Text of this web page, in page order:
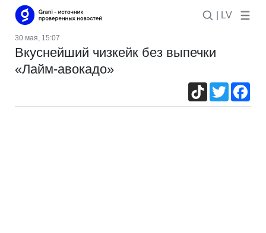
| LV
30 мая, 15:07
Вкуснейший чизкейк без выпечки
«Лайм-авокадо»
TikTokTwitter